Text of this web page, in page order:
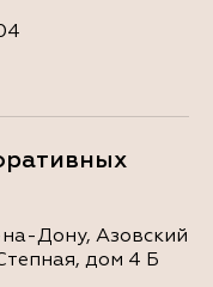
на-Дону, Азовский
дом 4 Б